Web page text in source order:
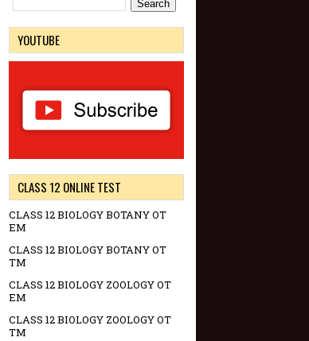
YOUTUBE
CLASS 12 ONLINE TEST
CLASS 12 BIOLOGY BOTANY OT
EM
CLASS 12 BIOLOGY BOTANY OT
TM
CLASS 12 BIOLOGY ZOOLOGY OT
EM
CLASS 12 BIOLOGY ZOOLOGY OT
TM